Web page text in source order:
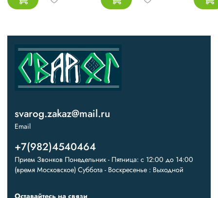
svarog.zakaz@mail.ru
Email
+7(982)4540464
Прием Звонков Понедельник - Пятница: с 12:00 до 14:00
(время Московское) Суббота - Воскресенье : Выходной
Оставайтесь на связи